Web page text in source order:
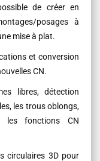
de créer en
posages à
mise à plat.
et conversion
CN.
libres, détection
les trous oblongs,
les fonctions CN
circulaires 3D pour